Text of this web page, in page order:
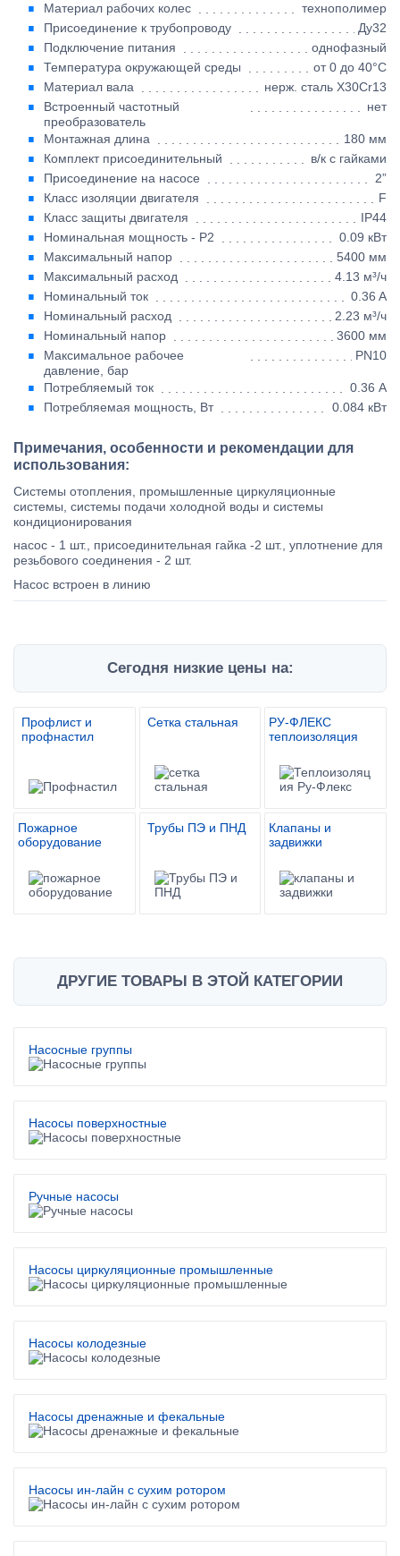
Материал рабочих колес
технополимер
Присоединение к трубопроводу
Ду32
Подключение питания
однофазный
Температура окружающей среды
от 0 до 40°C
Материал вала
нерж. сталь X30Cr13
Встроенный частотный
преобразователь
нет
Монтажная длина
180 мм
Комплект присоединительный
в/к с гайками
Присоединение на насосе
2”
Класс изоляции двигателя
F
Класс защиты двигателя
IP44
Номинальная мощность - P2
0.09 кВт
Максимальный напор
5400 мм
Максимальный расход
4.13 м³/ч
Номинальный ток
0.36 A
Номинальный расход
2.23 м³/ч
Номинальный напор
3600 мм
Максимальное рабочее
давление, бар
PN10
Потребляемый ток
0.36 А
Потребляемая мощность, Вт
0.084 кВт
Примечания, особенности и рекомендации для
использования:
Системы отопления, промышленные циркуляционные
системы, системы подачи холодной воды и системы
кондиционирования
насос - 1 шт., присоединительная гайка -2 шт., уплотнение для
резьбового соединения - 2 шт.
Насос встроен в линию
Сегодня низкие цены на:
Профлист и
профнастил
Сетка стальная
РУ-ФЛЕКС
теплоизоляция
Пожарное
оборудование
Трубы ПЭ и ПНД
Клапаны и
задвижки
ДРУГИЕ ТОВАРЫ В ЭТОЙ КАТЕГОРИИ
Насосные группы
Насосы поверхностные
Ручные насосы
Насосы циркуляционные промышленные
Насосы колодезные
Насосы дренажные и фекальные
Насосы ин-лайн с сухим ротором